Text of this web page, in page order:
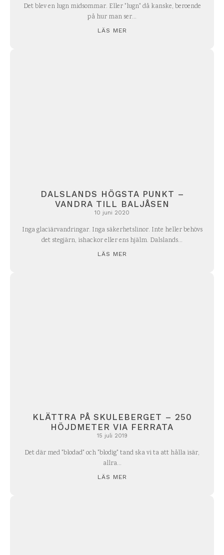
Det blev en lugn midsommar. Eller "lugn" då kanske, beroende
på hur man ser...
LÄS MER
DALSLANDS HÖGSTA PUNKT –
VANDRA TILL BALJÅSEN
10 juni 2020
Inga glaciärvandringar. Inga säkerhetslinor. Inte heller behövs
det stegjärn, ishackor eller ens hjälm. Dalslands...
LÄS MER
KLÄTTRA PÅ SKULEBERGET – 250
HÖJDMETER VIA FERRATA
15 juli 2019
Det där med "blodad" och "blodig" tand ska vi ta att hålla isär,
allra...
LÄS MER